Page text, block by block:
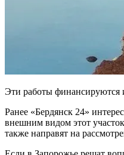
Эти работы финансируются
Ранее «Бердянск 24»
внешним видом этот
также направят на